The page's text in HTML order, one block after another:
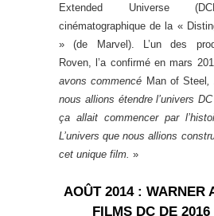
Extended Universe
cinématographique de la «
» (de Marvel). L’un des
Roven, l’a confirmé en mars
avons commencé Man of Steel
nous allions étendre l’univers
ça allait commencer par
L’univers que nous allions
cet unique film. »
AOÛT 2014 : WARNER
FILMS DC DE 2016